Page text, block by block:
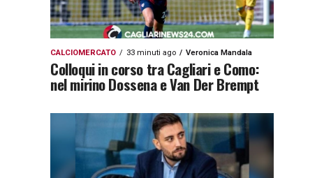
CALCIOMERCATO 33 minuti ago Veronica Mandala
Colloqui in corso tra Cagliari e Como:
nel mirino Dossena e Van Der Brempt